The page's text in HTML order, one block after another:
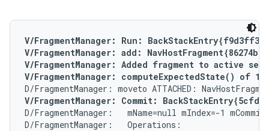
V/FragmentManager: Run: BackStackEntry{f9d3ff3}
V/FragmentManager: add:
V/FragmentManager: Added fragment to active set
V/FragmentManager: computeExpectedState() of 1
V/FragmentManager: Commit:
D/FragmentManager:   mName=null mIndex=-1
D/FragmentManager:   Operations: